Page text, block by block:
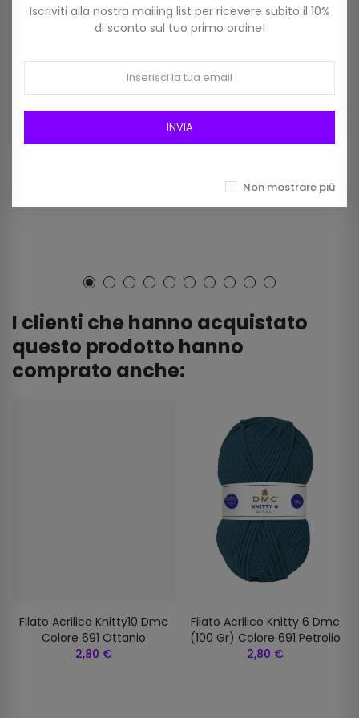
Colore 829 Verde
2,80 €
I clienti che hanno acquistato
questo prodotto hanno
comprato anche:
Filato Acrilico Knitty10 Dmc
Colore 691 Ottanio
2,80 €
Filato Acrilico Knitty 6 Dmc
(100 Gr) Colore 691 Petrolio
2,80 €
Iscriviti alla nostra mailing list per ricevere subito il 10%
di sconto sul tuo primo ordine!
INVIA
Non mostrare più